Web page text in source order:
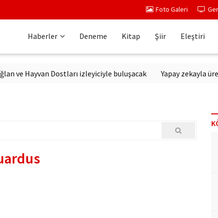
Foto Galeri
Haberler Deneme Kitap Şiir Eleştiri
Hayvan Dostları izleyiciyle buluşacak Yapay zekayla